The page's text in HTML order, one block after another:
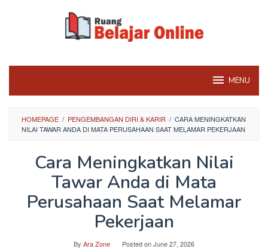
MENU
HOMEPAGE / PENGEMBANGAN DIRI & KARIR / CARA MENINGKATKAN
NILAI TAWAR ANDA DI MATA PERUSAHAAN SAAT MELAMAR PEKERJAAN
Cara Meningkatkan Nilai
Tawar Anda di Mata
Perusahaan Saat Melamar
Pekerjaan
By Ara Zone Posted onJune 27, 2026